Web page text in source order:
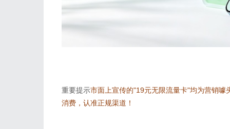
重要提示市面上宣传的"19元无限流量卡"均为营销
消费，认准正规渠道！